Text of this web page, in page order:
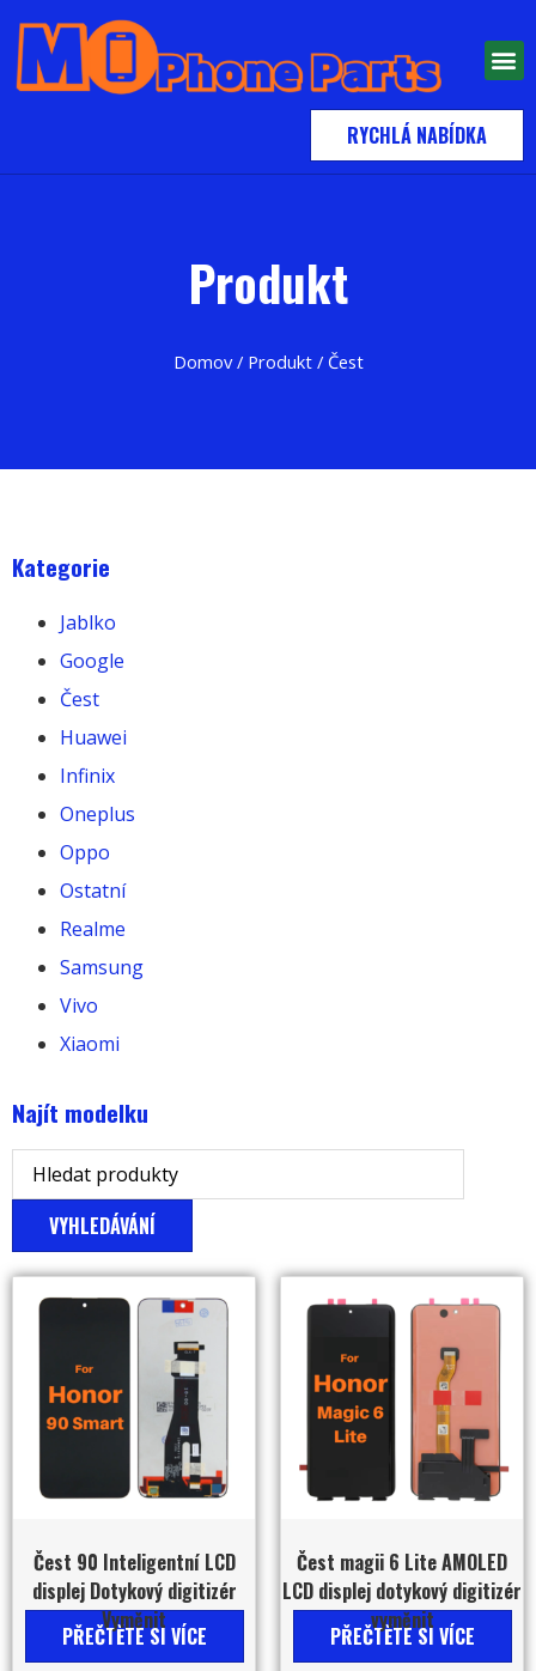
RYCHLÁ NABÍDKA
Produkt
Domov/ Produkt/ Čest
Kategorie
Jablko
Google
Čest
Huawei
Infinix
Oneplus
Oppo
Ostatní
Realme
Samsung
Vivo
Xiaomi
Najít modelku
VYHLEDÁVÁNÍ
Čest 90 Inteligentní LCD
displej Dotykový digitizér
Vyměnit
PŘEČTĚTE SI VÍCE
Čest magii 6 Lite AMOLED
LCD displej dotykový digitizér
vyměnit
PŘEČTĚTE SI VÍCE